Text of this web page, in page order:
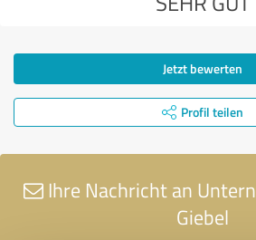
Jetzt bewerten
Profil teilen
Ihre Nachricht an
Giebel